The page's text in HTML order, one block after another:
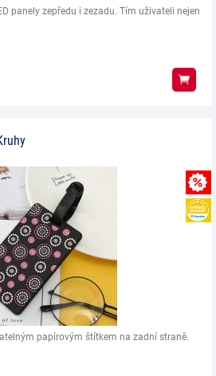
panely zepředu i zezadu. Tím uživateli nejen
papírovým štítkem na zadní straně.